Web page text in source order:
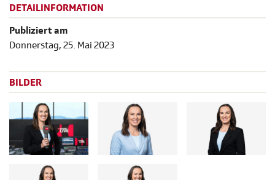
DETAILINFORMATION
Publiziert am
Donnerstag, 25. Mai 2023
BILDER